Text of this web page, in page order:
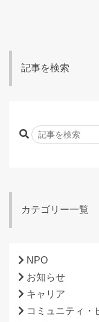
記事を検索
カテゴリー一覧
NPO
お知らせ
キャリア
コミュニティ・